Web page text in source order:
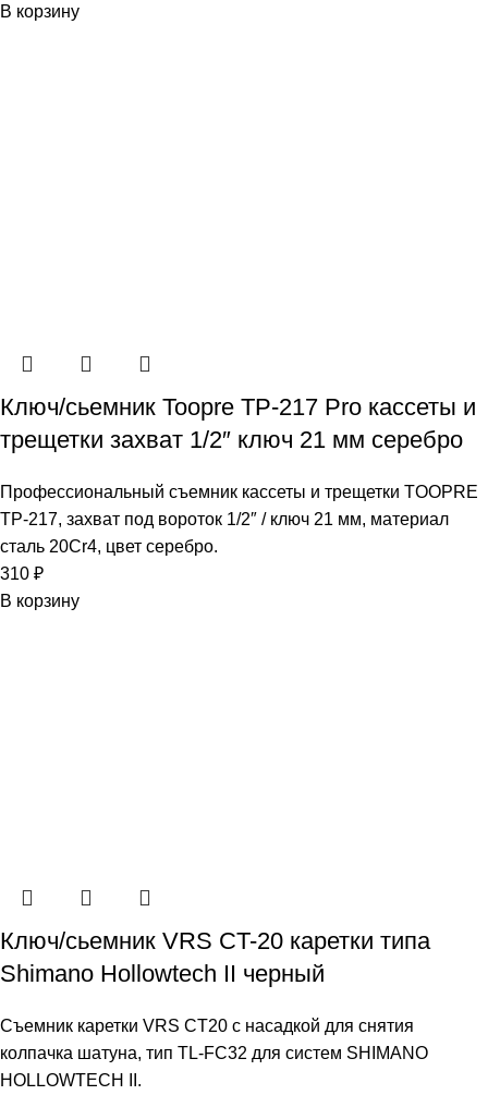
В корзину
Ключ/сьемник Toopre TP-217 Pro кассеты и
трещетки захват 1/2″ ключ 21 мм серебро
Профессиональный съемник кассеты и трещетки TOOPRE
TP-217, захват под вороток 1/2″ / ключ 21 мм, материал
сталь 20Cr4, цвет серебро.
310 ₽
В корзину
Ключ/сьемник VRS CT-20 каретки типа
Shimano Hollowtech II черный
Съемник каретки VRS CT20 c насадкой для снятия
колпачка шатуна, тип TL-FC32 для систем SHIMANO
HOLLOWTECH II.